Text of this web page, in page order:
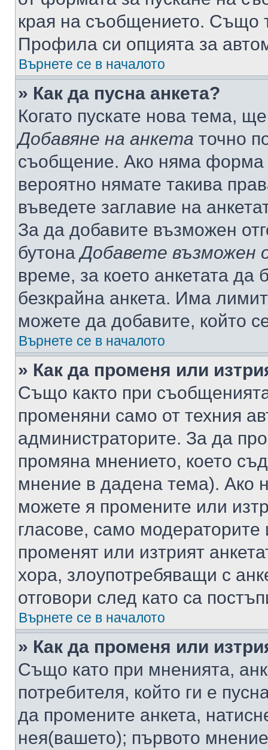
края на съобщението. Също
Профила си опцията за
Върнете се в началото
» Как да пусна анкета?
Когато пускате нова тема,
Добавяне на анкета точно
съобщение. Ако няма форма
вероятно нямате такива
въведете заглавие на
За да добавите възможен
бутонаДобавете възможен
време, за което анкетата да
безкрайна анкета. Има
можете да добавите, който
Върнете се в началото
» Как да променя или
Също както при
променяни само от техния
администраторите. За да
промяна мнението, което
мнение в дадена тема). Ако
можете я промените или
гласове, само
променят или изтрият
хора, злоупотребяващи с
отговори след като са
Върнете се в началото
» Как да променя или
Също като при мненията,
потребителя, който ги е
да промените анкета,
нея(вашето); първото